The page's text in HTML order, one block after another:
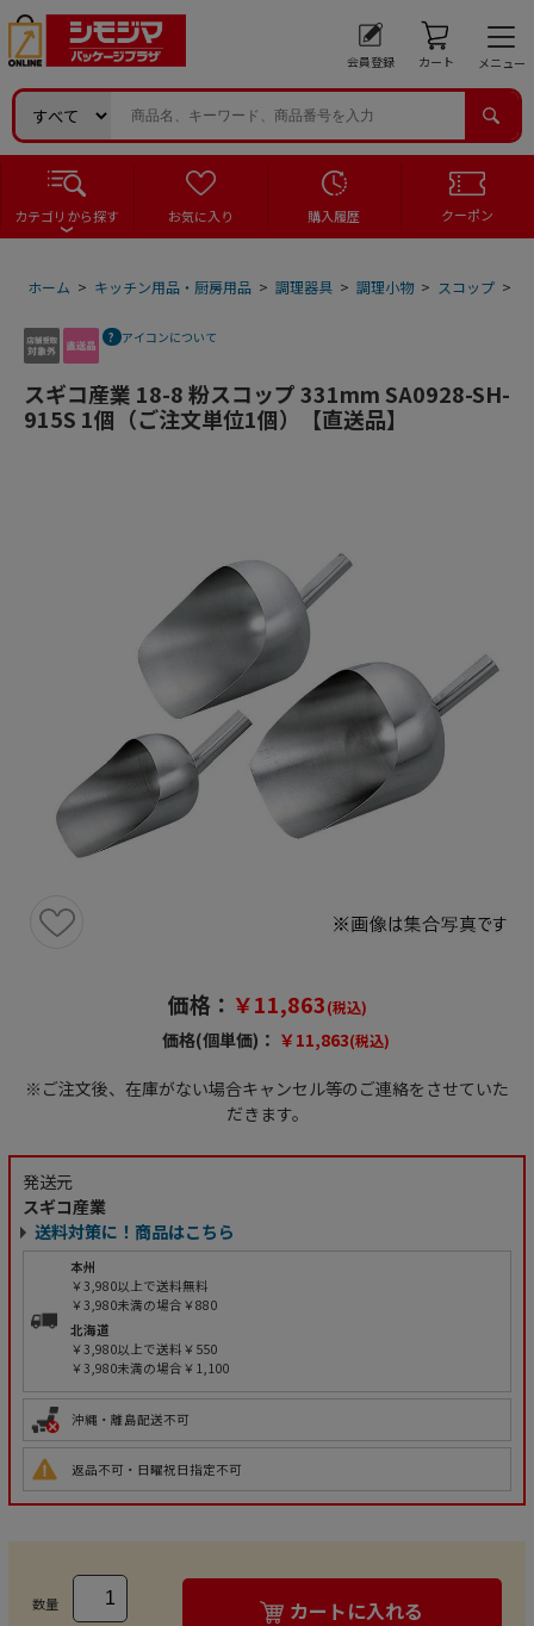
会員登録 カート メニュー
カテゴリから探す お気に入り 購入履歴 クーポン
ホーム > キッチン用品・厨房用品 > 調理器具 > 調理小物 > スコップ >
アイコンについて
スギコ産業 18-8 粉スコップ 331mm SA0928-SH-
915S 1個（ご注文単位1個）【直送品】
価格： ￥11,863(税込)
価格(個単価)： ￥11,863(税込)
※ご注文後、在庫がない場合キャンセル等のご連絡をさせていた
だきます。
発送元
スギコ産業
送料対策に！商品はこちら
本州
￥3,980以上で送料無料
￥3,980未満の場合￥880
北海道
￥3,980以上で送料￥550
￥3,980未満の場合￥1,100
沖縄・離島配送不可
返品不可・日曜祝日指定不可
数量 カートに入れる